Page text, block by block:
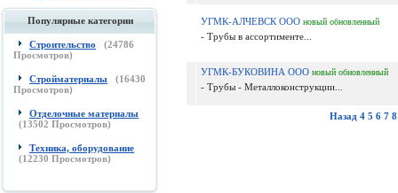
Популярные категории
Строительство (24786
Просмотров)
Стройматериалы (16430
Просмотров)
Отделочные материалы
(13502 Просмотров)
Техника, оборудование
(12230 Просмотров)
УГМК-АЛЧЕВСК ООО новый обновленный
- Трубы в ассортименте...
УГМК-БУКОВИНА ООО новый обновленный
- Трубы - Металлоконструкции...
Назад 4 5 6 7 8